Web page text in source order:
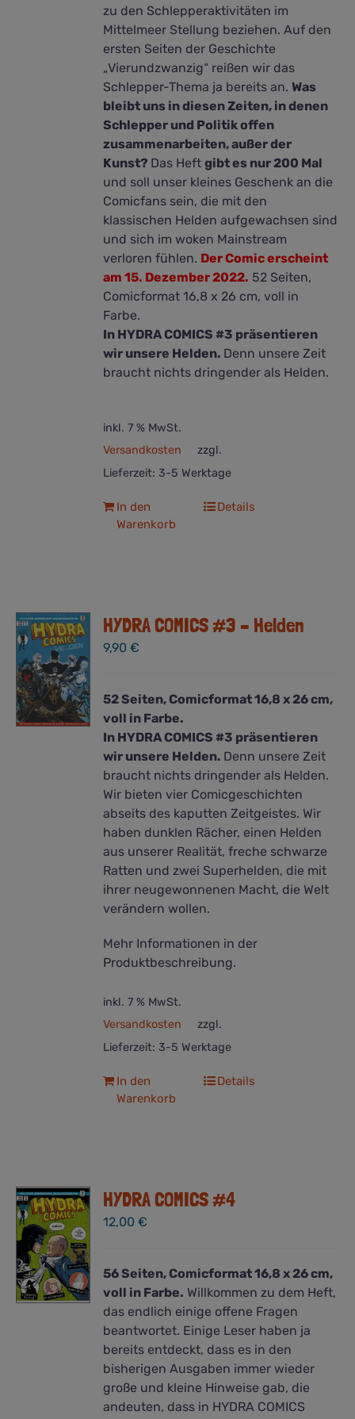
zu den Schlepperaktivitäten im
Mittelmeer Stellung beziehen. Auf den
ersten Seiten der Geschichte
„Vierundzwanzig“ reißen wir das
Schlepper-Thema ja bereits an.Was
bleibt uns in diesen Zeiten, in denen
Schlepper und Politik offen
zusammenarbeiten, außer der
Kunst? Das Heftgibt es nur 200 Mal
und soll unser kleines Geschenk an die
Comicfans sein, die mit den
klassischen Helden aufgewachsen sind
und sich im woken Mainstream
verloren fühlen. Der Comic erscheint
am 15. Dezember 2022. 52 Seiten,
Comicformat 16,8 x 26 cm, voll in
Farbe.
In HYDRA COMICS #3 präsentieren
wir unsere Helden. Denn unsere Zeit
braucht nichts dringender als Helden.
inkl. 7 % MwSt.
zzgl.
Versandkosten
Lieferzeit: 3-5 Werktage
In den
Warenkorb
Details
HYDRA COMICS #3 – Helden
9,90€
52 Seiten, Comicformat 16,8 x 26 cm,
voll in Farbe.
In HYDRA COMICS #3 präsentieren
wir unsere Helden. Denn unsere Zeit
braucht nichts dringender als Helden.
Wir bieten vier Comicgeschichten
abseits des kaputten Zeitgeistes. Wir
haben dunklen Rächer, einen Helden
aus unserer Realität, freche schwarze
Ratten und zwei Superhelden, die mit
ihrer neugewonnenen Macht, die Welt
verändern wollen.
Mehr Informationen in der
Produktbeschreibung.
inkl. 7 % MwSt.
zzgl.
Versandkosten
Lieferzeit: 3-5 Werktage
In den
Warenkorb
Details
HYDRA COMICS #4
12,00€
56 Seiten, Comicformat 16,8 x 26 cm,
voll in Farbe. Willkommen zu dem Heft,
das endlich einige offene Fragen
beantwortet. Einige Leser haben ja
bereits entdeckt, dass es in den
bisherigen Ausgaben immer wieder
große und kleine Hinweise gab, die
andeuten, dass in HYDRA COMICS